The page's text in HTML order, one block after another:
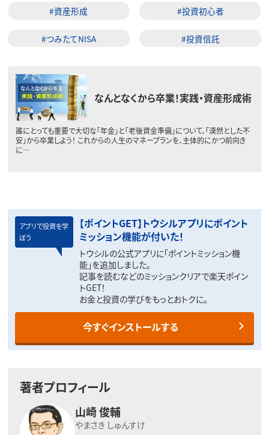
#資産形成 #投資初心者
#つみたてNISA #投資信託
なんとなくから卒業！実践・資産形成術
誰にとっても重要で大切な「年金」と「老後資金準備」について、「漠然とした不
安」から卒業しよう！ これからの人生のマネープランを、主体的にかつ前向き
に…
アプリで投資を学
ぼう
【ポイントGET】トウシルアプリにポイント
ミッション機能が付いた！
トウシルの公式アプリに「ポイントミッション機
能」を追加しました。
記事を読むなどのミッションクリアで楽天ポイン
トGET！
お金と投資の学びをもっとおトクに。
今すぐインストールする
著者プロフィール
山崎 俊輔
やまさき しゅんすけ